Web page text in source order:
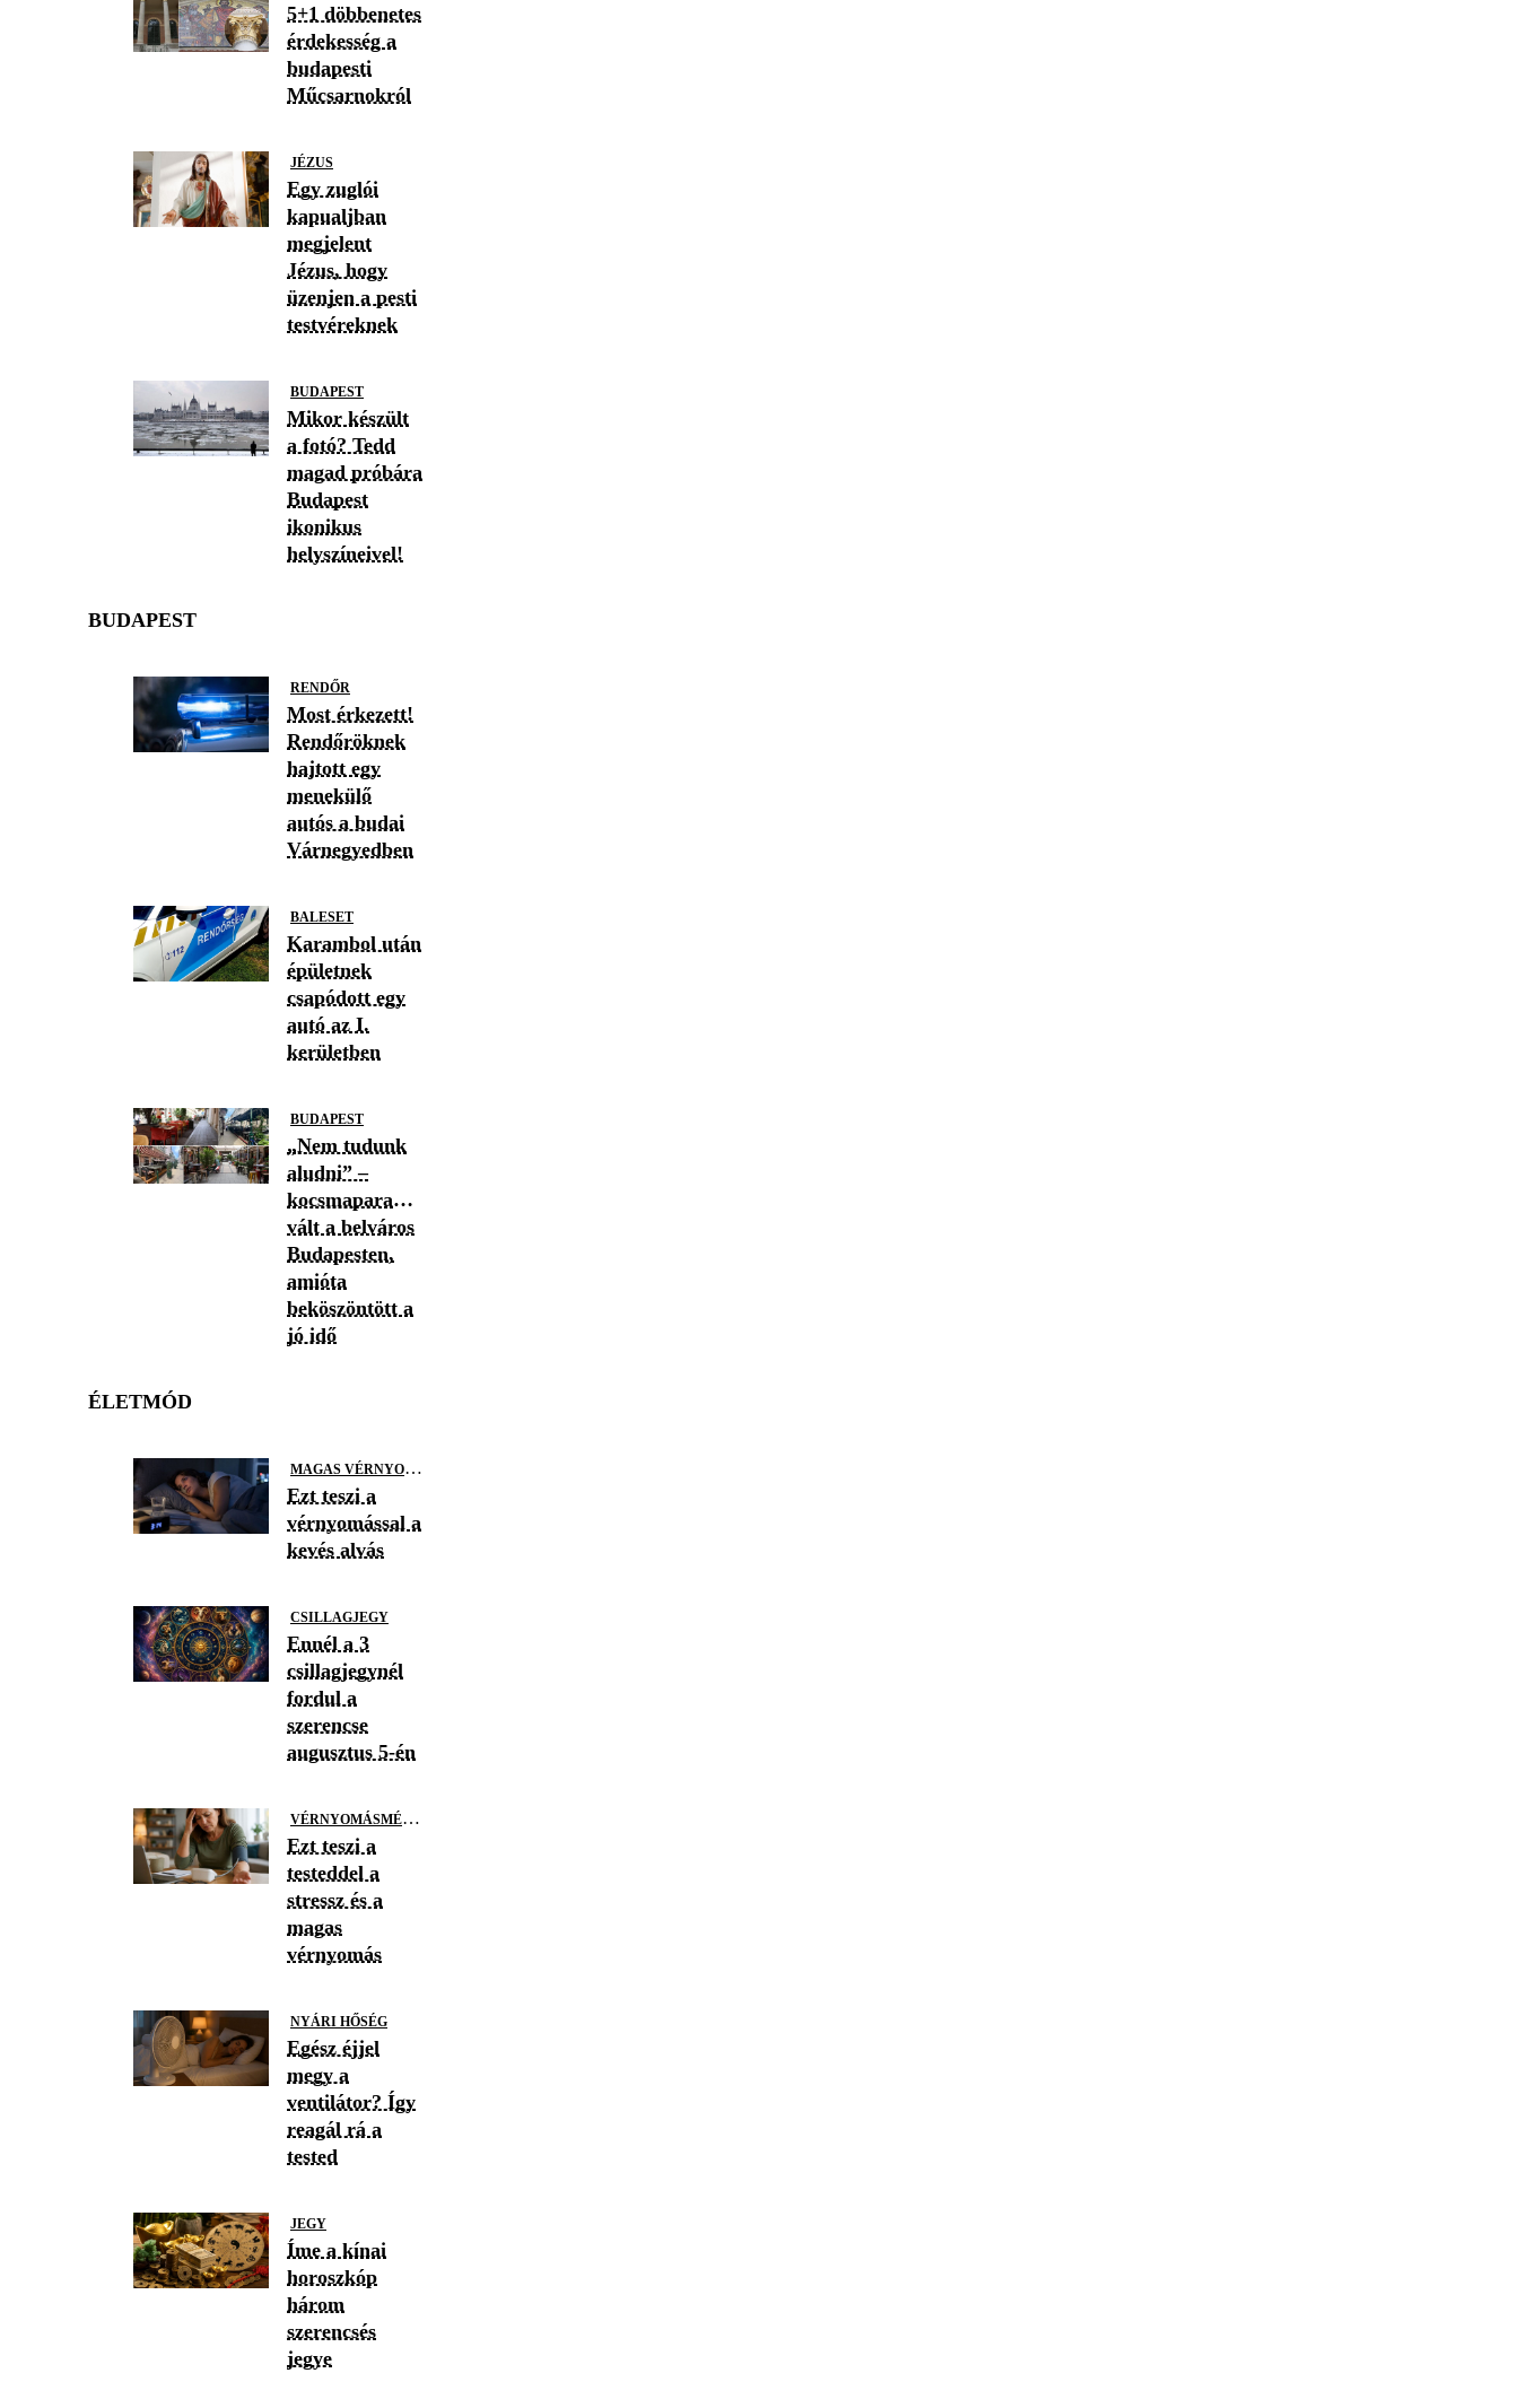
5+1 döbbenetes
érdekesség a
budapesti
Műcsarnokról
JÉZUS
Egy zuglói
kapualjban
megjelent
Jézus, hogy
üzenjen a pesti
testvéreknek
BUDAPEST
Mikor készült
a fotó? Tedd
magad próbára
Budapest
ikonikus
helyszíneivel!
BUDAPEST
RENDŐR
Most érkezett!
Rendőröknek
hajtott egy
menekülő
autós a budai
Várnegyedben
BALESET
Karambol után
épületnek
csapódott egy
autó az I.
kerületben
BUDAPEST
„Nem tudunk
aludni” –
kocsmaparadicsommá
vált a belváros
Budapesten,
amióta
beköszöntött a
jó idő
ÉLETMÓD
M
AGAS VÉRNYOMÁS
Ezt teszi a
vérnyomással a
kevés alvás
CSILLAGJEGY
Ennél a 3
csillagjegynél
fordul a
szerencse
augusztus 5-én
V
ÉRNYOMÁSMÉRÉS
Ezt teszi a
testeddel a
stressz és a
magas
vérnyomás
NYÁRI HŐSÉG
Egész éjjel
megy a
ventilátor? Így
reagál rá a
tested
JEGY
Íme a kínai
horoszkóp
három
szerencsés
jegye